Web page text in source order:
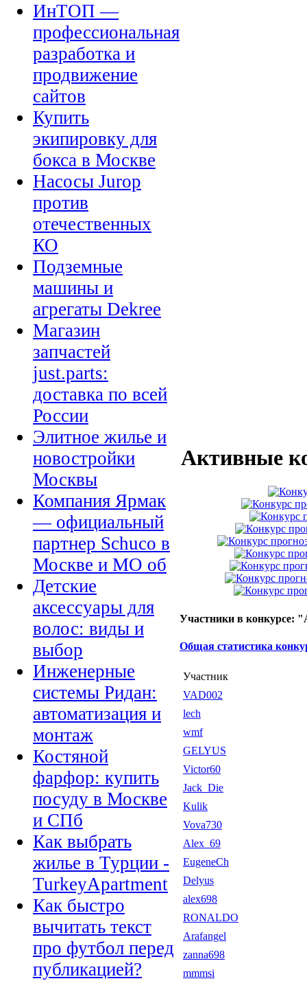
ИнТОП —
профессиональная
разработка и
продвижение
сайтов
Купить
экипировку для
бокса в Москве
Насосы Jurop
против
отечественных
КО
Подземные
машины и
агрегаты Dekree
Магазин
запчастей
just.parts:
доставка по всей
России
Элитное жилье и
новостройки
Москвы
Компания Ярмак
— официальный
партнер Schuco в
Москве и МО об
Детские
аксессуары для
волос: виды и
выбор
Инженерные
системы Ридан:
автоматизация и
монтаж
Костяной
фарфор: купить
посуду в Москве
и СПб
Как выбрать
жилье в Турции -
TurkeyApartment
Как быстро
вычитать текст
про футбол перед
публикацией?
Активные
Участники в конкурсе:
Общая статистика
Участник
VAD002
lech
wmf
GELYUS
Victor60
Jack_Die
Kulik
Vova730
Alex_69
EugeneCh
Delyus
alex698
RONALDO
Arafangel
zanna698
mmmsi